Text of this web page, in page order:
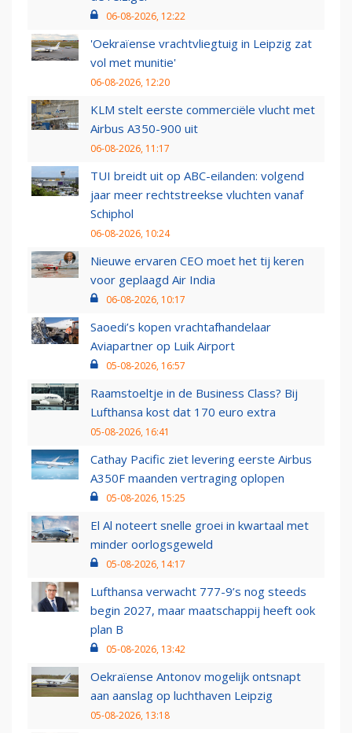
06-08-2026, 12:22
'Oekraïense vrachtvliegtuig in Leipzig zat
vol met munitie'
06-08-2026, 12:20
KLM stelt eerste commerciële vlucht met
Airbus A350-900 uit
06-08-2026, 11:17
TUI breidt uit op ABC-eilanden: volgend
jaar meer rechtstreekse vluchten vanaf
Schiphol
06-08-2026, 10:24
Nieuwe ervaren CEO moet het tij keren
voor geplaagd Air India
06-08-2026, 10:17
Saoedi’s kopen vrachtafhandelaar
Aviapartner op Luik Airport
05-08-2026, 16:57
Raamstoeltje in de Business Class? Bij
Lufthansa kost dat 170 euro extra
05-08-2026, 16:41
Cathay Pacific ziet levering eerste Airbus
A350F maanden vertraging oplopen
05-08-2026, 15:25
El Al noteert snelle groei in kwartaal met
minder oorlogsgeweld
05-08-2026, 14:17
Lufthansa verwacht 777-9’s nog steeds
begin 2027, maar maatschappij heeft ook
plan B
05-08-2026, 13:42
Oekraïense Antonov mogelijk ontsnapt
aan aanslag op luchthaven Leipzig
05-08-2026, 13:18